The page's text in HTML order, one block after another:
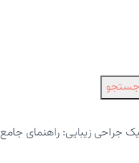
جستجو
جراحی زیبایی: راهنمای جامع